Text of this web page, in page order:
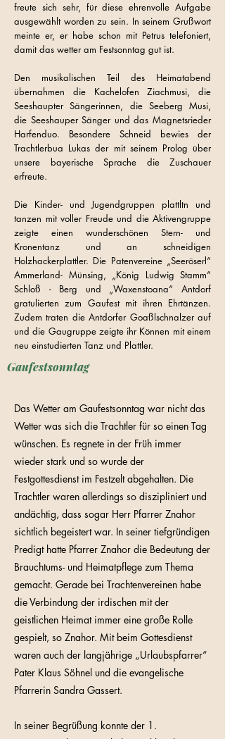
freute sich sehr, für diese ehrenvolle Aufgabe
ausgewählt worden zu sein. In seinem Grußwort
meinte er, er habe schon mit Petrus telefoniert,
damit das wetter am Festsonntag gut ist.
Den musikalischen Teil des Heimatabend
übernahmen die Kachelofen Ziachmusi, die
Seeshaupter Sängerinnen, die Seeberg Musi,
die Seeshauper Sänger und das Magnetsrieder
Harfenduo. Besondere Schneid bewies der
Trachtlerbua Lukas der mit seinem Prolog über
unsere bayerische Sprache die Zuschauer
erfreute.
Die Kinder- und Jugendgruppen plattltn und
tanzen mit voller Freude und die Aktivengruppe
zeigte einen wunderschönen Stern- und
Kronentanz und an schneidigen
Holzhackerplattler. Die Patenvereine „Seeröserl“
Ammerland- Münsing, „König Ludwig Stamm“
Schloß - Berg und „Waxenstoana“ Antdorf
gratulierten zum Gaufest mit ihren Ehrtänzen.
Zudem traten die Antdorfer Goaßlschnalzer auf
und die Gaugruppe zeigte ihr Können mit einem
neu einstudierten Tanz und Plattler.
Gaufestsonntag
Das Wetter am Gaufestsonntag war nicht das
Wetter was sich die Trachtler für so einen Tag
wünschen. Es regnete in der Früh immer
wieder stark und so wurde der
Festgottesdienst im Festzelt abgehalten. Die
Trachtler waren allerdings so diszipliniert und
andächtig, dass sogar Herr Pfarrer Znahor
sichtlich begeistert war. In seiner tiefgründigen
Predigt hatte Pfarrer Znahor die Bedeutung der
Brauchtums- und Heimatpflege zum Thema
gemacht. Gerade bei Trachtenvereinen habe
die Verbindung der irdischen mit der
geistlichen Heimat immer eine große Rolle
gespielt, so Znahor. Mit beim Gottesdienst
waren auch der langjährige „Urlaubspfarrer“
Pater Klaus Söhnel und die evangelische
Pfarrerin Sandra Gassert.
In seiner Begrüßung konnte der 1.